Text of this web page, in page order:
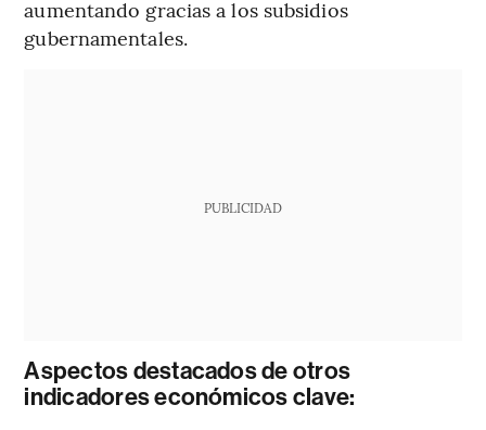
aumentando gracias a los subsidios
gubernamentales.
PUBLICIDAD
Aspectos destacados de otros
indicadores económicos clave: